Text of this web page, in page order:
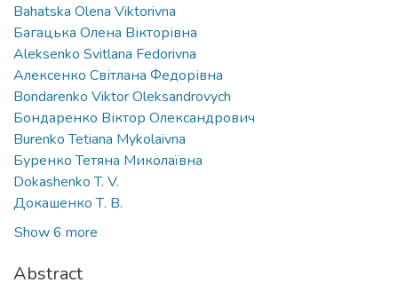
Bahatska Olena Viktorivna
Багацька Олена Вікторівна
Aleksenko Svitlana Fedorivna
Алексенко Світлана Федорівна
Bondarenko Viktor Oleksandrovych
Бондаренко Віктор Олександрович
Burenko Tetiana Mykolaivna
Буренко Тетяна Миколаївна
Dokashenko T. V.
Докашенко Т. В.
Show 6 more
Abstract